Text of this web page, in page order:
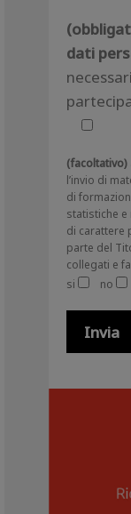
dati
(facoltativo)
l’invio di
di
statistiche
di carattere
parte del
collegati e
si
no